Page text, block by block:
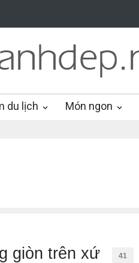
du lịch Món ngon
giòn trên xứ
41